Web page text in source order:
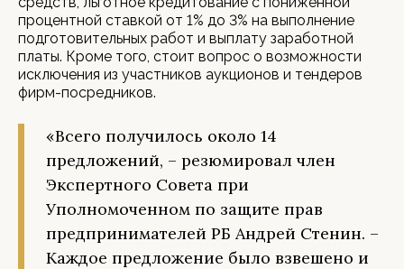
процентной ставкой от 1% до 3% на выполнение
подготовительных работ и выплату заработной
платы. Кроме того, стоит вопрос о возможности
исключения из участников аукционов и тендеров
фирм-посредников.
«Всего получилось около 14
предложений, – резюмировал член
Экспертного Совета при
Уполномоченном по защите прав
предпринимателей РБ Андрей Стенин. –
Каждое предложение было взвешено и